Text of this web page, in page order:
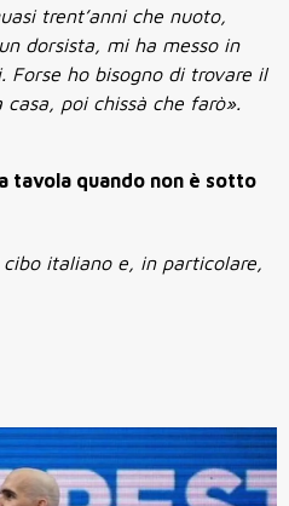
trent’anni che nuoto,
dorsista, mi ha messo in
Forse ho bisogno di trovare il
poi chissà che farò».
tavola quando non è sotto
italiano e, in particolare,